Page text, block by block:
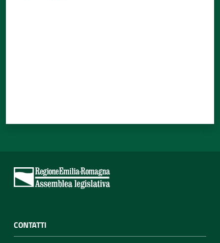
CONTATTI